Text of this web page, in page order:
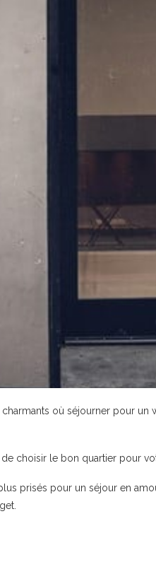
où séjourner pour un
de choisir le bon quartier pour
prisés pour un séjour en